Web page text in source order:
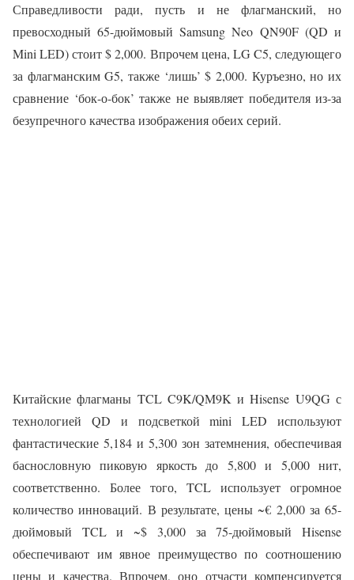
Справедливости ради, пусть и не флагманский, но
превосходный 65-дюймовый Samsung Neo QN90F (QD и
Mini LED) стоит $ 2,000. Впрочем цена, LG C5, следующего
за флагманским G5, также ‘лишь’ $ 2,000. Куръезно, но их
сравнение ‘бок-о-бок’ также не выявляет победителя из-за
безупречного качества изображения обеих серий.
Китайские флагманы TCL C9K/QM9K и Hisense U9QG с
технологией QD и подсветкой mini LED используют
фантастические 5,184 и 5,300 зон затемнения, обеспечивая
баснословную пиковую яркость до 5,800 и 5,000 нит,
соответственно. Более того, TCL использует огромное
количество инноваций. В результате, цены ~€ 2,000 за 65-
дюймовый TCL и ~$ 3,000 за 75-дюймовый Hisense
обеспечивают им явное преимущество по соотношению
цены и качества. Впрочем, оно отчасти компенсируется